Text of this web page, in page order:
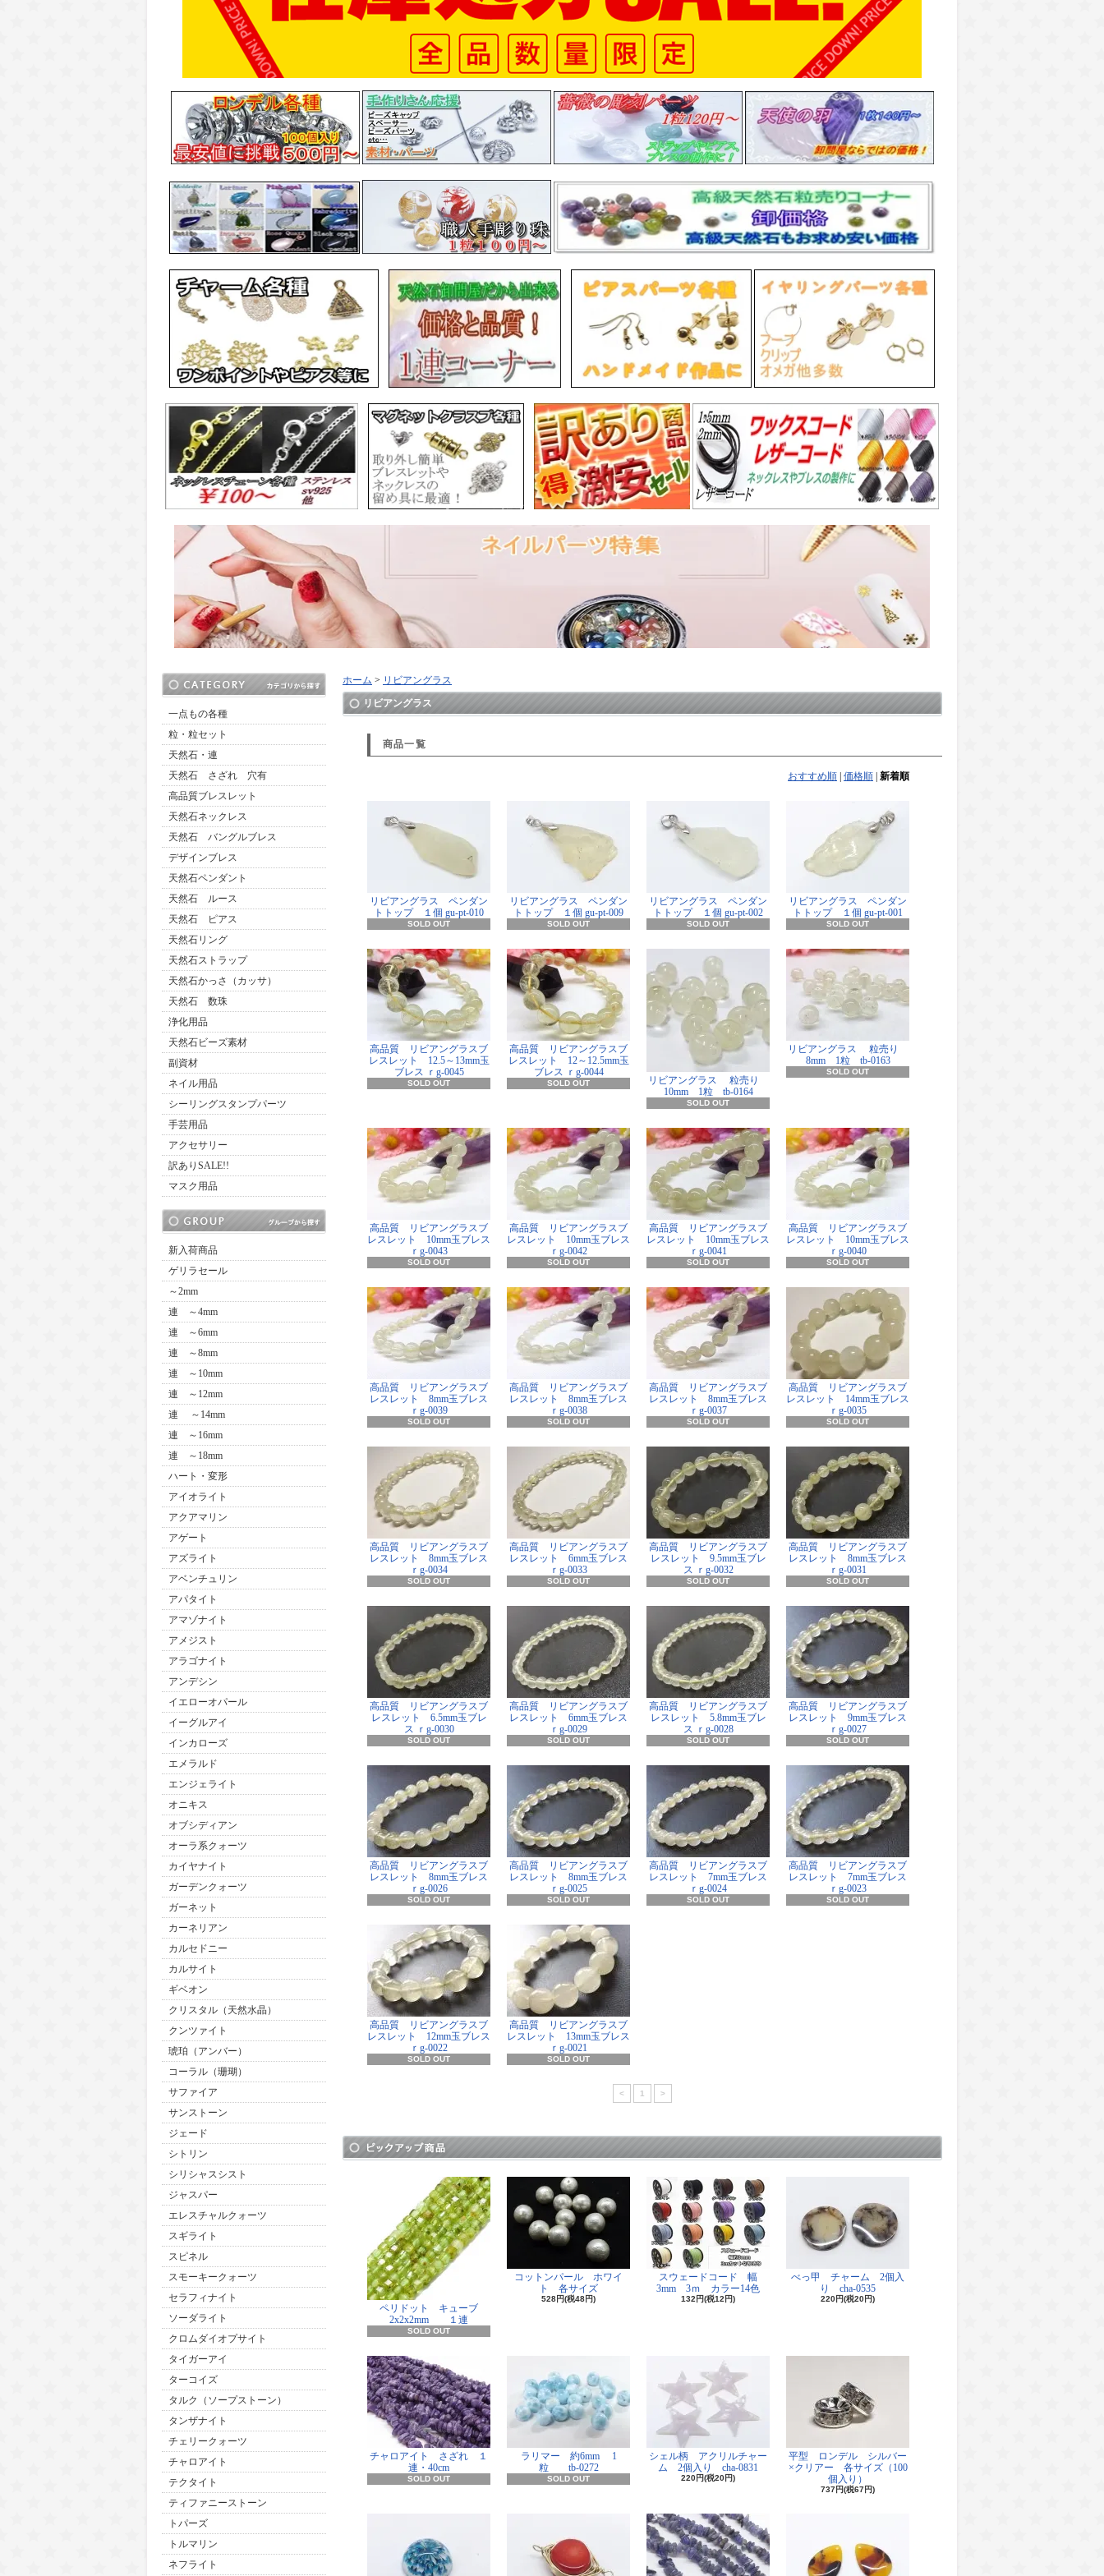
一点もの各種
粒・粒セット
天然石・連
天然石 さざれ 穴有
高品質ブレスレット
天然石ネックレス
天然石 バングルブレス
デザインブレス
天然石ペンダント
天然石 ルース
天然石 ピアス
天然石リング
天然石ストラップ
天然石かっさ（カッサ）
天然石 数珠
浄化用品
天然石ビーズ素材
副資材
ネイル用品
シーリングスタンプパーツ
手芸用品
アクセサリー
訳ありSALE!!
マスク用品
新入荷商品
ゲリラセール
～2mm
連 ～4mm
連 ～6mm
連 ～8mm
連 ～10mm
連 ～12mm
連 ～14mm
連 ～16mm
連 ～18mm
ハート・変形
アイオライト
アクアマリン
アゲート
アズライト
アベンチュリン
アパタイト
アマゾナイト
アメジスト
アラゴナイト
アンデシン
イエローオパール
イーグルアイ
インカローズ
エメラルド
エンジェライト
オニキス
オブシディアン
オーラ系クォーツ
カイヤナイト
ガーデンクォーツ
ガーネット
カーネリアン
カルセドニー
カルサイト
ギベオン
クリスタル（天然水晶）
クンツァイト
琥珀（アンバー）
コーラル（珊瑚）
サファイア
サンストーン
ジェード
シトリン
シリシャスシスト
ジャスパー
エレスチャルクォーツ
スギライト
スピネル
スモーキークォーツ
セラフィナイト
ソーダライト
クロムダイオプサイト
タイガーアイ
ターコイズ
タルク（ソープストーン）
タンザナイト
チェリークォーツ
チャロアイト
テクタイト
ティファニーストーン
トパーズ
トルマリン
ネフライト
ホーム > リビアングラス
リビアングラス
商品一覧
おすすめ順 価格順 新着順
リビアングラス ペンダン
トトップ １個 gu-pt-010
SOLD OUT
リビアングラス ペンダン
トトップ １個 gu-pt-009
SOLD OUT
リビアングラス ペンダン
トトップ １個 gu-pt-002
SOLD OUT
リビアングラス ペンダン
トトップ １個 gu-pt-001
SOLD OUT
高品質 リビアングラスブ
レスレット 12.5～13mm玉
ブレス ｒg-0045
SOLD OUT
高品質 リビアングラスブ
レスレット 12～12.5mm玉
ブレス ｒg-0044
SOLD OUT
リビアングラス 粒売り
10mm 1粒 tb-0164
SOLD OUT
リビアングラス 粒売り
8mm 1粒 tb-0163
SOLD OUT
高品質 リビアングラスブ
レスレット 10mm玉ブレス
ｒg-0043
SOLD OUT
高品質 リビアングラスブ
レスレット 10mm玉ブレス
ｒg-0042
SOLD OUT
高品質 リビアングラスブ
レスレット 10mm玉ブレス
ｒg-0041
SOLD OUT
高品質 リビアングラスブ
レスレット 10mm玉ブレス
ｒg-0040
SOLD OUT
高品質 リビアングラスブ
レスレット 8mm玉ブレス
ｒg-0039
SOLD OUT
高品質 リビアングラスブ
レスレット 8mm玉ブレス
ｒg-0038
SOLD OUT
高品質 リビアングラスブ
レスレット 8mm玉ブレス
ｒg-0037
SOLD OUT
高品質 リビアングラスブ
レスレット 14mm玉ブレス
ｒg-0035
SOLD OUT
高品質 リビアングラスブ
レスレット 8mm玉ブレス
ｒg-0034
SOLD OUT
高品質 リビアングラスブ
レスレット 6mm玉ブレス
ｒg-0033
SOLD OUT
高品質 リビアングラスブ
レスレット 9.5mm玉ブレ
ス ｒg-0032
SOLD OUT
高品質 リビアングラスブ
レスレット 8mm玉ブレス
ｒg-0031
SOLD OUT
高品質 リビアングラスブ
レスレット 6.5mm玉ブレ
ス ｒg-0030
SOLD OUT
高品質 リビアングラスブ
レスレット 6mm玉ブレス
ｒg-0029
SOLD OUT
高品質 リビアングラスブ
レスレット 5.8mm玉ブレ
ス ｒg-0028
SOLD OUT
高品質 リビアングラスブ
レスレット 9mm玉ブレス
ｒg-0027
SOLD OUT
高品質 リビアングラスブ
レスレット 8mm玉ブレス
ｒg-0026
SOLD OUT
高品質 リビアングラスブ
レスレット 8mm玉ブレス
ｒg-0025
SOLD OUT
高品質 リビアングラスブ
レスレット 7mm玉ブレス
ｒg-0024
SOLD OUT
高品質 リビアングラスブ
レスレット 7mm玉ブレス
ｒg-0023
SOLD OUT
高品質 リビアングラスブ
レスレット 12mm玉ブレス
ｒg-0022
SOLD OUT
高品質 リビアングラスブ
レスレット 13mm玉ブレス
ｒg-0021
SOLD OUT
< 1 >
ペリドット キューブ
2x2x2mm １連
SOLD OUT
コットンパール ホワイ
ト 各サイズ
528円(税48円)
スウェードコード 幅
3mm 3ｍ カラー14色
132円(税12円)
べっ甲 チャーム 2個入
り cha-0535
220円(税20円)
チャロアイト さざれ １
連・40cm
SOLD OUT
ラリマー 約6mm 1
粒 tb-0272
SOLD OUT
シェル柄 アクリルチャー
ム 2個入り cha-0831
220円(税20円)
平型 ロンデル シルバー
×クリアー 各サイズ（100
個入り）
737円(税67円)